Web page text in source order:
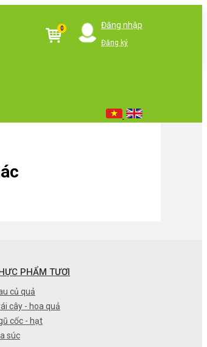
0 Đăng nhập
Đăng ký
PHẨM TƯƠI
củ quả
cây - hoa quả
cốc - hạt
súc